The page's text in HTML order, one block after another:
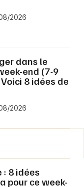
2026
dans le
end (7-9
8 idées de
2026
: 8 idées
pour ce week-